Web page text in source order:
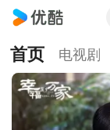
首页 电视剧